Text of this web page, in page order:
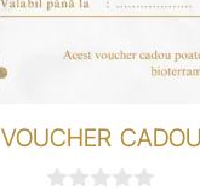
VOUCHER CADOU